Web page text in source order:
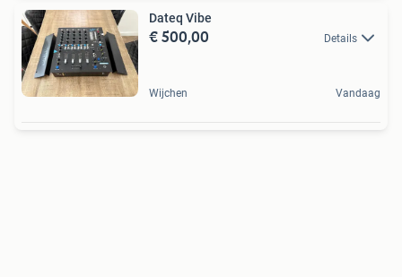
Dateq Vibe
€ 500,00 Details
Wijchen Vandaag